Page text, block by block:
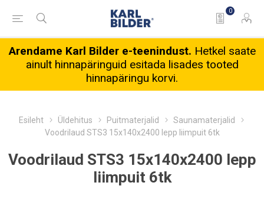
0
Arendame Karl Bilder e-teenindust. Hetkel saate
ainult hinnapäringuid esitada lisades tooted
hinnapäringu korvi.
Esileht Üldehitus Puitmaterjalid
Saunamaterjalid
Voodrilaud STS3 15x140x2400 lepp liimpuit 6tk
Voodrilaud STS3 15x140x2400 lepp
liimpuit 6tk